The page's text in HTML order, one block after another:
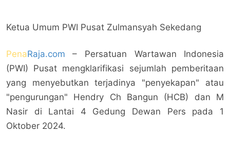
Ketua Umum PWI Pusat Zulmansyah Sekedang
PenaRaja.com – Persatuan Wartawan Indonesia
(PWI) Pusat mengklarifikasi sejumlah pemberitaan
yang menyebutkan terjadinya "penyekapan" atau
"pengurungan" Hendry Ch Bangun (HCB) dan M
Nasir di Lantai 4 Gedung Dewan Pers pada 1
Oktober 2024.